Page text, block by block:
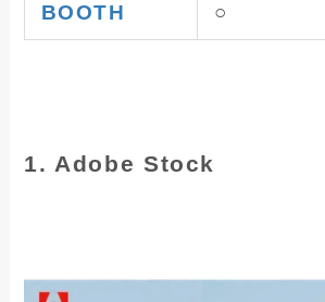
BOOTH ○
1. Adobe Stock